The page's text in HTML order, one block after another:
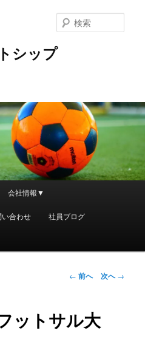
シップ
索
会社情報▼
い合わせ 社員ブログ
投
ビ
ゲ
← 前へ 次へ→
ットサル大